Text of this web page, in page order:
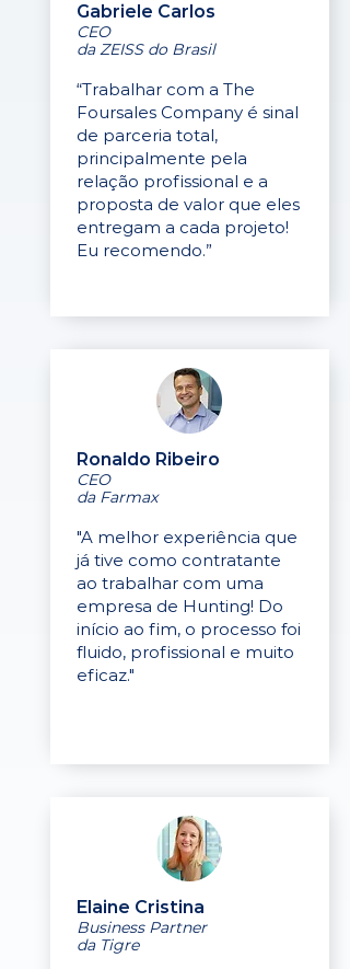
Gabriele Carlos
CEO
da ZEISS do Brasil
“Trabalhar com a The
Foursales Company é sinal
de parceria total,
principalmente pela
relação profissional e a
proposta de valor que eles
entregam a cada projeto!
Eu recomendo.”
Ronaldo Ribeiro
CEO
da Farmax
"A melhor experiência que
já tive como contratante
ao trabalhar com uma
empresa de Hunting! Do
início ao fim, o processo foi
fluido, profissional e muito
eficaz."
Elaine Cristina
Business Partner
da Tigre